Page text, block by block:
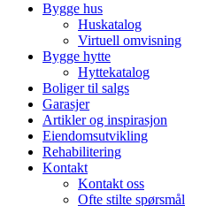
Bygge hus
Huskatalog
Virtuell omvisning
Bygge hytte
Hyttekatalog
Boliger til salgs
Garasjer
Artikler og inspirasjon
Eiendomsutvikling
Rehabilitering
Kontakt
Kontakt oss
Ofte stilte spørsmål